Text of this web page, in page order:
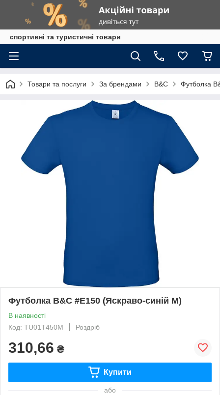
спортивні та туристичні товари
Товари та послуги За брендами B&C Футболка
Футболка B&C #E150 (Яскраво-синій М)
В наявності
Код: TU01T450M
Роздріб
310,66 ₴
Купити
або